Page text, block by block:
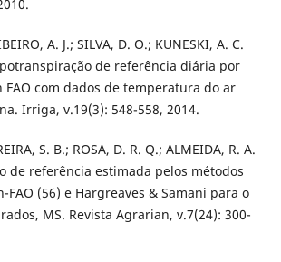
A. J.; SILVA, D. O.; KUNESKI, A. C.
de referência diária por
FAO com dados de temperatura do ar
Irriga, v.19(3): 548-558, 2014.
S. B.; ROSA, D. R. Q.; ALMEIDA, R. A.
de referência estimada pelos métodos
FAO (56) e Hargreaves & Samani para o
MS. Revista Agrarian, v.7(24): 300-